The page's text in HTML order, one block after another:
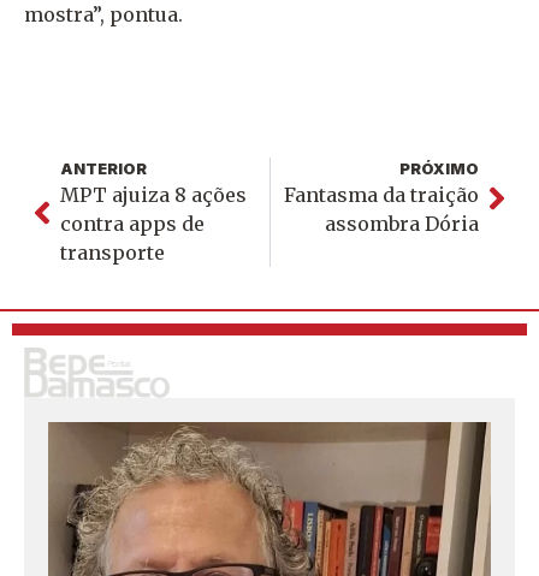
mostra”, pontua.
ANTERIOR
MPT ajuiza 8 ações
contra apps de
transporte
PRÓXIMO
Fantasma da traição
assombra Dória
o
u
j
o